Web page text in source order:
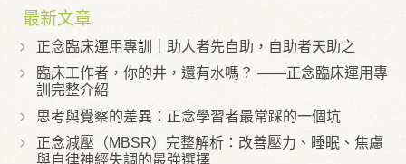
最新文章
正念臨床運用專訓｜助人者先自助，自助者天助之
臨床工作者，你的井，還有水嗎？ ——正念臨床運用專
訓完整介紹
思考與覺察的差異：正念學習者最常踩的一個坑
正念減壓（MBSR）完整解析：改善壓力、睡眠、焦慮
與自律神經失調的最強選擇